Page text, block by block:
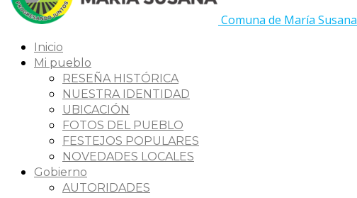
Comuna de María Susana
Inicio
Mi pueblo
RESEÑA HISTÓRICA
NUESTRA IDENTIDAD
UBICACIÓN
FOTOS DEL PUEBLO
FESTEJOS POPULARES
NOVEDADES LOCALES
Gobierno
AUTORIDADES